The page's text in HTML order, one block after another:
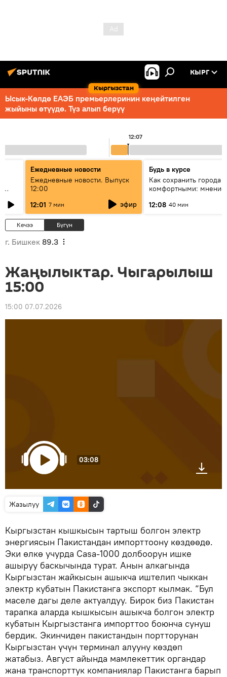
Кыргызстан
КЫРГ
Ысык-Көлдө ЕАЭБ премьерлеринин кеңейтилген
жыйыны өтүүдө. Түз алып берүү
12:07
Ежедневные новости
Ежедневные новости. Выпуск
12:00
12:01 7 мин эфир
Будь в курсе
Как сохранить города
комфортными: мнение
12:08 40 мин
Кечээ Бүгүн
г. Бишкек 89.3
Жаңылыктар. Чыгарылыш
15:00
15:00 07.07.2026
03:08
Жазылуу
Кыргызстан кышкысын тартыш болгон электр
энергиясын Пакистандан импорттоону көздөөдө.
Эки өлкө учурда Casa-1000 долбоорун ишке
ашыруу баскычында турат. Анын алкагында
Кыргызстан жайкысын ашыкча иштелип чыккан
электр кубатын Пакистанга экспорт кылмак. “Бул
маселе дагы деле актуалдуу. Бирок биз Пакистан
тарапка аларда кышкысын ашыкча болгон электр
кубатын Кыргызстанга импорттоо боюнча сунуш
бердик. Экинчиден пакистандын портторунан
Кыргызстан үчүн терминал алууну көздөп
жатабыз. Август айында мамлекеттик органдар
жана транспорттук компаниялар Пакистанга барып